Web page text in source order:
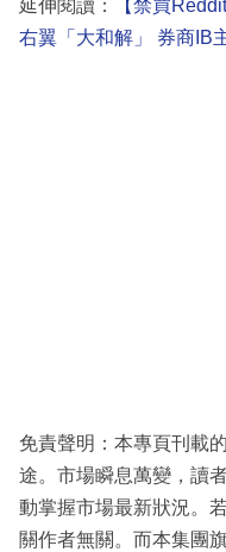
延伸閱讀：
【禁買
右翼「大和解」 券商IB
免責聲明：本專頁刊載
途。市場瞬息萬變，讀
動掌握市場最新狀況。
關作者無關。而本集團